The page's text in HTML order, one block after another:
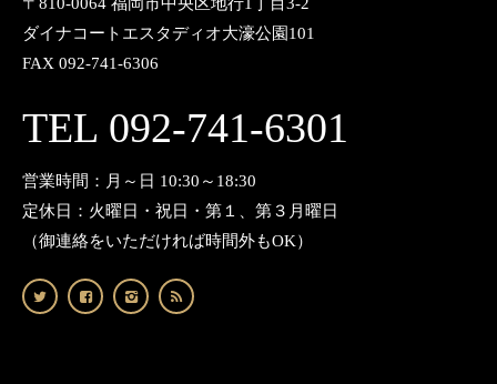
ダイナコートエスタディオ大濠公園101
FAX 092-741-6306
TEL 092-741-6301
営業時間：月～日 10:30～18:30
定休日：火曜日・祝日・第１、第３月曜日
（御連絡をいただければ時間外もOK）